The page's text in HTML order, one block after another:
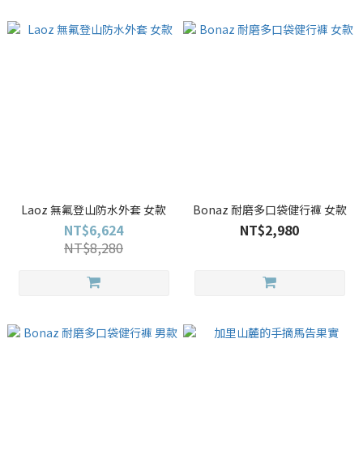
Laoz 無氟登山防水外套 女款
NT$6,624
NT$8,280
Bonaz 耐磨多口袋健行褲 女款
NT$2,980